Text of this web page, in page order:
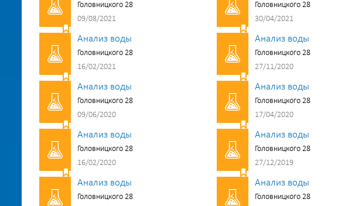
Головницкого 28
09/08/2021
Головницкого 28
30/04/2021
Анализ воды
Головницкого 28
16/02/2021
Анализ воды
Головницкого 28
27/11/2020
Анализ воды
Головницкого 28
09/06/2020
Анализ воды
Головницкого 28
17/04/2020
Анализ воды
Головницкого 28
16/02/2020
Анализ воды
Головницкого 28
27/12/2019
Анализ воды
Головницкого 28
Анализ воды
Головницкого 28